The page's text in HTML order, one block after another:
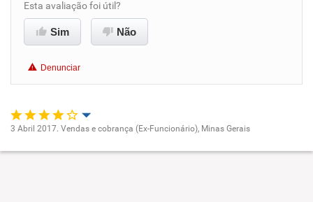
Ambiente de trabalho
Conciliação com a vida familiar
Recomenda esta empresa
Recomenda a diretoria
Esta avaliação foi útil?
Sim Não
Denunciar
3 Abril 2017. Vendas e cobrança (Ex-Funcionário), Minas Gerais